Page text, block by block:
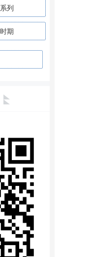
系列
时期